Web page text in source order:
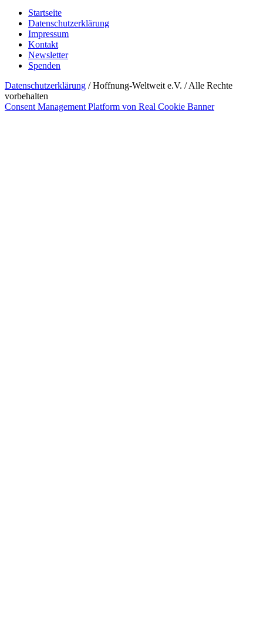
Startseite
Datenschutzerklärung
Impressum
Kontakt
Newsletter
Spenden
Datenschutzerklärung / Hoffnung-Weltweit e.V. / Alle Rechte
vorbehalten
Consent Management Platform von Real Cookie Banner